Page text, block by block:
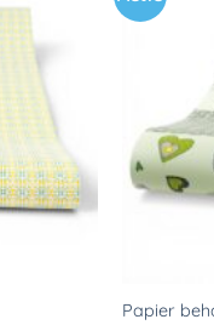
verlanglijst
Papier